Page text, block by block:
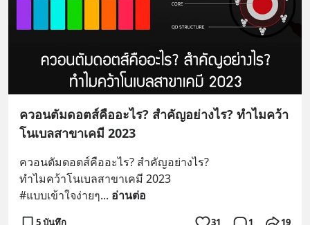
ควอนตัมดอตส์คืออะไร? สำคัญอย่างไร? ทำไมคว้า
โนเบลสาขาเคมี 2023
ควอนตัมดอตส์คืออะไร? สำคัญอย่างไร?
ทำไมคว้าโนเบลสาขาเคมี 2023
#แบบเข้าใจง่ายๆ... อ่านต่อ
5 บันทึก 31 1 19